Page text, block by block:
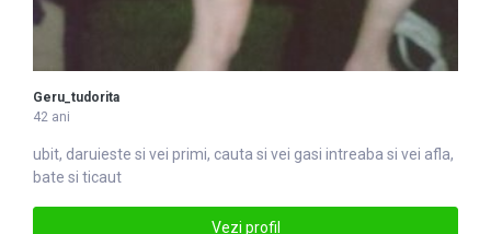
Geru_tudorita
42 ani
ubit, daruieste si vei primi, cauta si vei gasi intreaba si vei afla,
bate si ticaut
Vezi profil